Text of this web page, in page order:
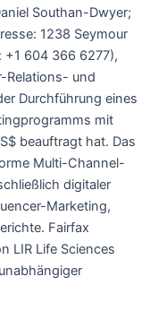
Southan-Dwyer;
1238 Seymour
+1 604 366 6277),
Relations- und
Durchführung eines
mit
beauftragt hat. Das
Multi-Channel-
digitaler
Marketing,
Fairfax
LIR Life Sciences